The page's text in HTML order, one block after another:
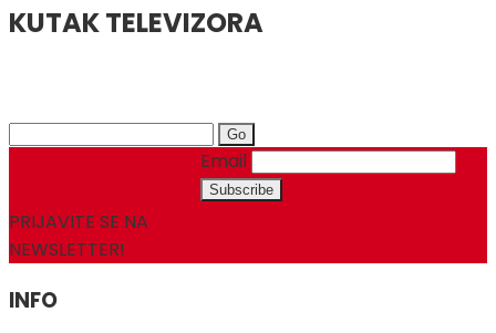
KUTAK TELEVIZORA
Search
PRIJAVITE SE NA
NEWSLETTER!
Email
INFO